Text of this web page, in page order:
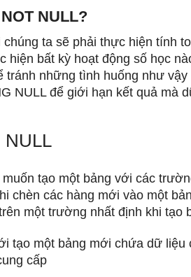
NULL?
ta sẽ phải thực hiện tính
hiện bất kỳ hoạt động số học
tránh những tình huống như
NULL để giới hạn kết quả mà
NULL
tạo một bảng với các
chèn các hàng mới vào một
một trường nhất định khi tạo
tạo một bảng mới chứa dữ liệu
cấp